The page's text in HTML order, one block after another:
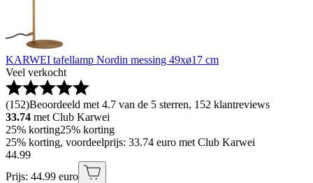
KARWEI tafellamp Nordin messing 49xø17 cm
Veel verkocht
(152)Beoordeeld met 4.7 van de 5 sterren, 152 klantreviews
33.74 met Club Karwei
25% korting25% korting
25% korting, voordeelprijs: 33.74 euro met Club Karwei
44.99
Prijs: 44.99 euro